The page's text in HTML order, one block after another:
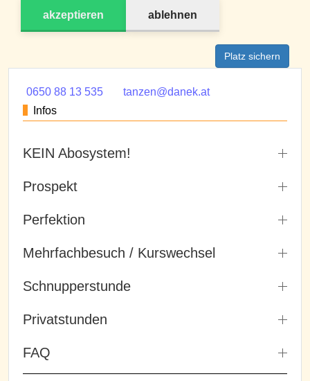
akzeptieren ablehnen
Platz sichern
0650 88 13 535
tanzen@danek.at
Infos
KEIN Abosystem!
Prospekt
Perfektion
Mehrfachbesuch / Kurswechsel
Schnupperstunde
Privatstunden
FAQ